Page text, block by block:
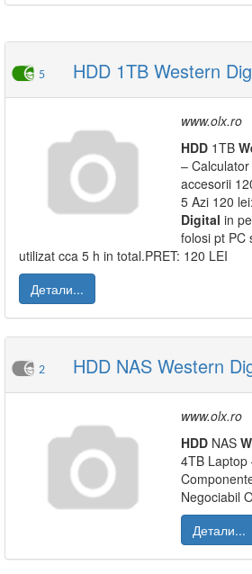
5 HDD 1TB Western
www.olx.ro
HDD 1TB
–
accesorii
5 Azi 120 lei:
Digital in
folosi pt PC
utilizat cca 5 h in total.PRET: 120 LEI
Детали...
2 HDD NAS Western
www.olx.ro
HDD NAS
4TB Laptop
Negociabil
Детали...